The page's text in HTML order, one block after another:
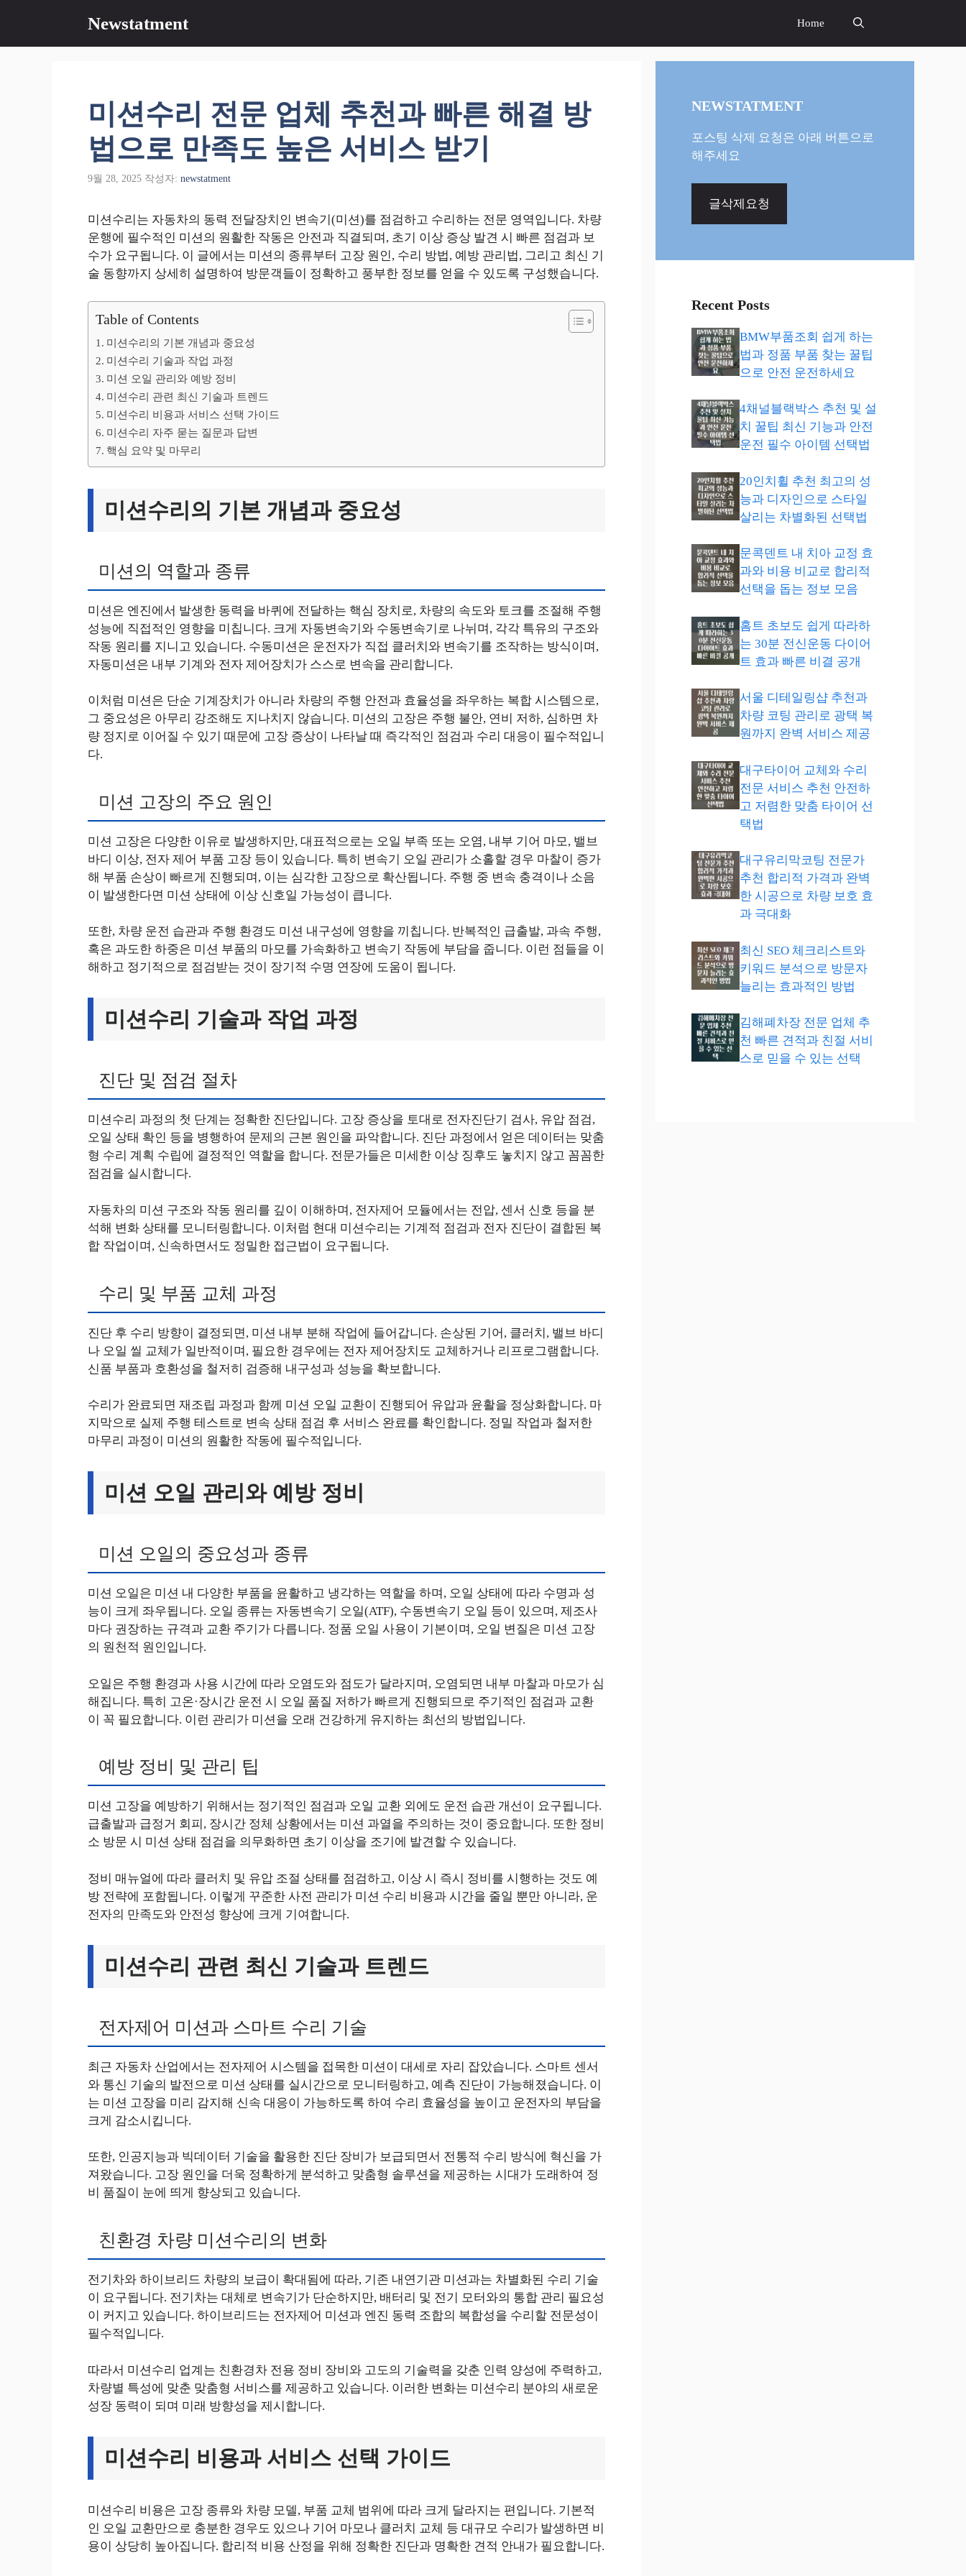
츠
Newstatment Home
미션수리 전문 업체 추천과 빠른 해결 방
법으로 만족도 높은 서비스 받기
9월 28, 2025 작성자: newstatment
미션수리는 자동차의 동력 전달장치인 변속기(미션)를 점검하고 수리하는 전문 영역입니다. 차량
운행에 필수적인 미션의 원활한 작동은 안전과 직결되며, 초기 이상 증상 발견 시 빠른 점검과 보
수가 요구됩니다. 이 글에서는 미션의 종류부터 고장 원인, 수리 방법, 예방 관리법, 그리고 최신 기
술 동향까지 상세히 설명하여 방문객들이 정확하고 풍부한 정보를 얻을 수 있도록 구성했습니다.
Table of Contents
미션수리의 기본 개념과 중요성
미션수리 기술과 작업 과정
미션 오일 관리와 예방 정비
미션수리 관련 최신 기술과 트렌드
미션수리 비용과 서비스 선택 가이드
미션수리 자주 묻는 질문과 답변
핵심 요약 및 마무리
미션수리의 기본 개념과 중요성
미션의 역할과 종류
미션은 엔진에서 발생한 동력을 바퀴에 전달하는 핵심 장치로, 차량의 속도와 토크를 조절해 주행
성능에 직접적인 영향을 미칩니다. 크게 자동변속기와 수동변속기로 나뉘며, 각각 특유의 구조와
작동 원리를 지니고 있습니다. 수동미션은 운전자가 직접 클러치와 변속기를 조작하는 방식이며,
자동미션은 내부 기계와 전자 제어장치가 스스로 변속을 관리합니다.
이처럼 미션은 단순 기계장치가 아니라 차량의 주행 안전과 효율성을 좌우하는 복합 시스템으로,
그 중요성은 아무리 강조해도 지나치지 않습니다. 미션의 고장은 주행 불안, 연비 저하, 심하면 차
량 정지로 이어질 수 있기 때문에 고장 증상이 나타날 때 즉각적인 점검과 수리 대응이 필수적입니
다.
미션 고장의 주요 원인
미션 고장은 다양한 이유로 발생하지만, 대표적으로는 오일 부족 또는 오염, 내부 기어 마모, 밸브
바디 이상, 전자 제어 부품 고장 등이 있습니다. 특히 변속기 오일 관리가 소홀할 경우 마찰이 증가
해 부품 손상이 빠르게 진행되며, 이는 심각한 고장으로 확산됩니다. 주행 중 변속 충격이나 소음
이 발생한다면 미션 상태에 이상 신호일 가능성이 큽니다.
또한, 차량 운전 습관과 주행 환경도 미션 내구성에 영향을 끼칩니다. 반복적인 급출발, 과속 주행,
혹은 과도한 하중은 미션 부품의 마모를 가속화하고 변속기 작동에 부담을 줍니다. 이런 점들을 이
해하고 정기적으로 점검받는 것이 장기적 수명 연장에 도움이 됩니다.
미션수리 기술과 작업 과정
진단 및 점검 절차
미션수리 과정의 첫 단계는 정확한 진단입니다. 고장 증상을 토대로 전자진단기 검사, 유압 점검,
오일 상태 확인 등을 병행하여 문제의 근본 원인을 파악합니다. 진단 과정에서 얻은 데이터는 맞춤
형 수리 계획 수립에 결정적인 역할을 합니다. 전문가들은 미세한 이상 징후도 놓치지 않고 꼼꼼한
점검을 실시합니다.
자동차의 미션 구조와 작동 원리를 깊이 이해하며, 전자제어 모듈에서는 전압, 센서 신호 등을 분
석해 변화 상태를 모니터링합니다. 이처럼 현대 미션수리는 기계적 점검과 전자 진단이 결합된 복
합 작업이며, 신속하면서도 정밀한 접근법이 요구됩니다.
수리 및 부품 교체 과정
진단 후 수리 방향이 결정되면, 미션 내부 분해 작업에 들어갑니다. 손상된 기어, 클러치, 밸브 바디
나 오일 씰 교체가 일반적이며, 필요한 경우에는 전자 제어장치도 교체하거나 리프로그램합니다.
신품 부품과 호환성을 철저히 검증해 내구성과 성능을 확보합니다.
수리가 완료되면 재조립 과정과 함께 미션 오일 교환이 진행되어 유압과 윤활을 정상화합니다. 마
지막으로 실제 주행 테스트로 변속 상태 점검 후 서비스 완료를 확인합니다. 정밀 작업과 철저한
마무리 과정이 미션의 원활한 작동에 필수적입니다.
미션 오일 관리와 예방 정비
미션 오일의 중요성과 종류
미션 오일은 미션 내 다양한 부품을 윤활하고 냉각하는 역할을 하며, 오일 상태에 따라 수명과 성
능이 크게 좌우됩니다. 오일 종류는 자동변속기 오일(ATF), 수동변속기 오일 등이 있으며, 제조사
마다 권장하는 규격과 교환 주기가 다릅니다. 정품 오일 사용이 기본이며, 오일 변질은 미션 고장
의 원천적 원인입니다.
오일은 주행 환경과 사용 시간에 따라 오염도와 점도가 달라지며, 오염되면 내부 마찰과 마모가 심
해집니다. 특히 고온·장시간 운전 시 오일 품질 저하가 빠르게 진행되므로 주기적인 점검과 교환
이 꼭 필요합니다. 이런 관리가 미션을 오래 건강하게 유지하는 최선의 방법입니다.
예방 정비 및 관리 팁
미션 고장을 예방하기 위해서는 정기적인 점검과 오일 교환 외에도 운전 습관 개선이 요구됩니다.
급출발과 급정거 회피, 장시간 정체 상황에서는 미션 과열을 주의하는 것이 중요합니다. 또한 정비
소 방문 시 미션 상태 점검을 의무화하면 초기 이상을 조기에 발견할 수 있습니다.
정비 매뉴얼에 따라 클러치 및 유압 조절 상태를 점검하고, 이상 시 즉시 정비를 시행하는 것도 예
방 전략에 포함됩니다. 이렇게 꾸준한 사전 관리가 미션 수리 비용과 시간을 줄일 뿐만 아니라, 운
전자의 만족도와 안전성 향상에 크게 기여합니다.
미션수리 관련 최신 기술과 트렌드
전자제어 미션과 스마트 수리 기술
최근 자동차 산업에서는 전자제어 시스템을 접목한 미션이 대세로 자리 잡았습니다. 스마트 센서
와 통신 기술의 발전으로 미션 상태를 실시간으로 모니터링하고, 예측 진단이 가능해졌습니다. 이
는 미션 고장을 미리 감지해 신속 대응이 가능하도록 하여 수리 효율성을 높이고 운전자의 부담을
크게 감소시킵니다.
또한, 인공지능과 빅데이터 기술을 활용한 진단 장비가 보급되면서 전통적 수리 방식에 혁신을 가
져왔습니다. 고장 원인을 더욱 정확하게 분석하고 맞춤형 솔루션을 제공하는 시대가 도래하여 정
비 품질이 눈에 띄게 향상되고 있습니다.
친환경 차량 미션수리의 변화
전기차와 하이브리드 차량의 보급이 확대됨에 따라, 기존 내연기관 미션과는 차별화된 수리 기술
이 요구됩니다. 전기차는 대체로 변속기가 단순하지만, 배터리 및 전기 모터와의 통합 관리 필요성
이 커지고 있습니다. 하이브리드는 전자제어 미션과 엔진 동력 조합의 복합성을 수리할 전문성이
필수적입니다.
따라서 미션수리 업계는 친환경차 전용 정비 장비와 고도의 기술력을 갖춘 인력 양성에 주력하고,
차량별 특성에 맞춘 맞춤형 서비스를 제공하고 있습니다. 이러한 변화는 미션수리 분야의 새로운
성장 동력이 되며 미래 방향성을 제시합니다.
미션수리 비용과 서비스 선택 가이드
미션수리 비용은 고장 종류와 차량 모델, 부품 교체 범위에 따라 크게 달라지는 편입니다. 기본적
인 오일 교환만으로 충분한 경우도 있으나 기어 마모나 클러치 교체 등 대규모 수리가 발생하면 비
용이 상당히 높아집니다. 합리적 비용 산정을 위해 정확한 진단과 명확한 견적 안내가 필요합니다.
NEWSTATMENT
포스팅 삭제 요청은 아래 버튼으로
해주세요
글삭제요청
Recent Posts
BMW부품조회 쉽게 하는
법과 정품 부품 찾는 꿀팁
으로 안전 운전하세요
4채널블랙박스 추천 및 설
치 꿀팁 최신 기능과 안전
운전 필수 아이템 선택법
20인치휠 추천 최고의 성
능과 디자인으로 스타일
살리는 차별화된 선택법
문콕덴트 내 치아 교정 효
과와 비용 비교로 합리적
선택을 돕는 정보 모음
홈트 초보도 쉽게 따라하
는 30분 전신운동 다이어
트 효과 빠른 비결 공개
서울 디테일링샵 추천과
차량 코팅 관리로 광택 복
원까지 완벽 서비스 제공
대구타이어 교체와 수리
전문 서비스 추천 안전하
고 저렴한 맞춤 타이어 선
택법
대구유리막코팅 전문가
추천 합리적 가격과 완벽
한 시공으로 차량 보호 효
과 극대화
최신 SEO 체크리스트와
키워드 분석으로 방문자
늘리는 효과적인 방법
김해폐차장 전문 업체 추
천 빠른 견적과 친절 서비
스로 믿을 수 있는 선택